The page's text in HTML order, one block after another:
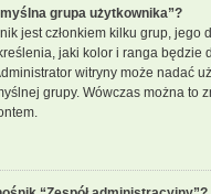
grupa użytkownika”?
jest członkiem kilku grup, jego
jaki kolor i ranga będzie
witryny może nadać
grupy. Wówczas można to